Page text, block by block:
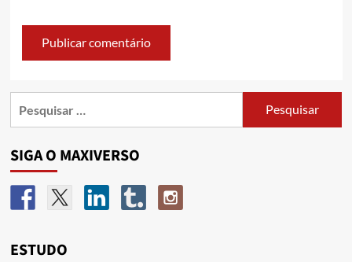
SIGA O MAXIVERSO
ESTUDO